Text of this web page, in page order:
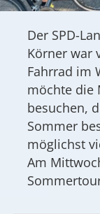
Der SPD-
Körner war
Fahrrad im
möchte die
besuchen,
Sommer
möglichst
Am